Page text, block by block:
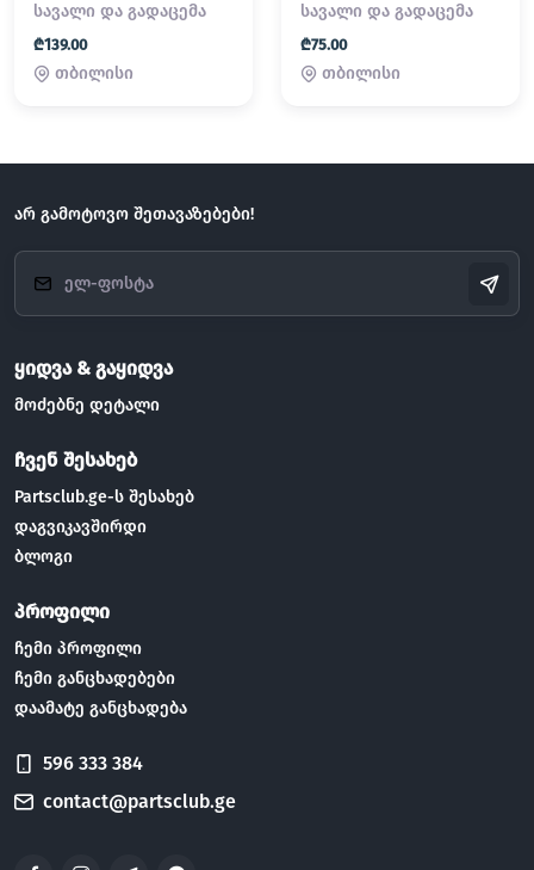
სავალი და გადაცემა
₾139.00
თბილისი
სავალი და გადაცემა
₾75.00
თბილისი
არ გამოტოვო შეთავაზებები!
ყიდვა & გაყიდვა
მოძებნე დეტალი
ჩვენ შესახებ
Partsclub.ge-ს შესახებ
დაგვიკავშირდი
ბლოგი
პროფილი
ჩემი პროფილი
ჩემი განცხადებები
დაამატე განცხადება
596 333 384
contact@partsclub.ge